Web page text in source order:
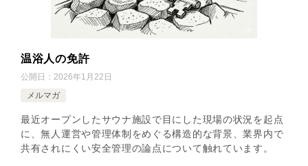
温浴人の免許
公開日： 2026年1月22日
メルマガ
最近オープンしたサウナ施設で目にした現場の状況を起点
に、無人運営や管理体制をめぐる構造的な背景、業界内で
共有されにくい安全管理の論点について触れています。